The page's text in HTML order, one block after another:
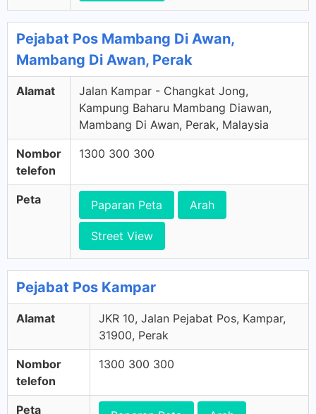
Pejabat Pos Mambang Di Awan,
Mambang Di Awan, Perak
Alamat
Jalan Kampar - Changkat Jong,
Kampung Baharu Mambang Diawan,
Mambang Di Awan, Perak, Malaysia
Nombor
telefon
1300 300 300
Peta Paparan Peta Arah
Street View
Pejabat Pos Kampar
Alamat
JKR 10, Jalan Pejabat Pos, Kampar,
31900, Perak
Nombor
telefon
1300 300 300
Peta